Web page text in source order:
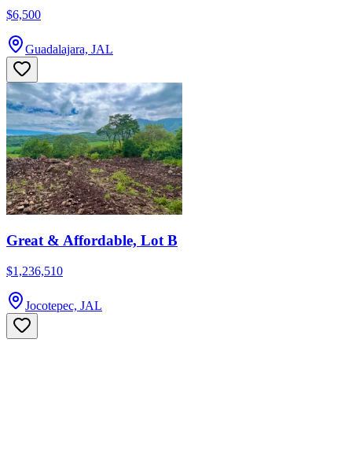
$6,500
Guadalajara, JAL
Great & Affordable, Lot B
$1,236,510
Jocotepec, JAL